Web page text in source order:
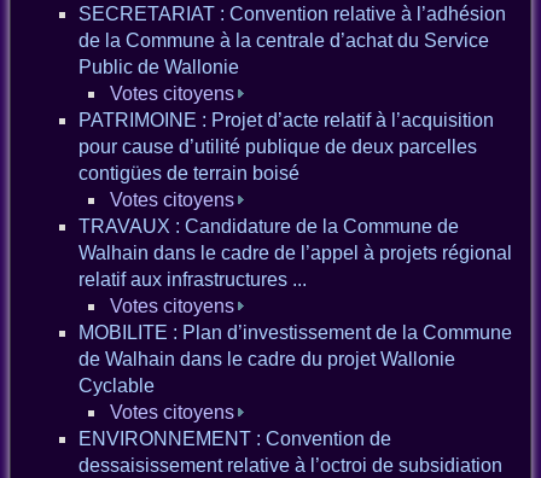
SECRETARIAT : Convention relative à l’adhésion
de la Commune à la centrale d’achat du Service
Public de Wallonie
Votes citoyens
PATRIMOINE : Projet d’acte relatif à l’acquisition
pour cause d’utilité publique de deux parcelles
contigües de terrain boisé
Votes citoyens
TRAVAUX : Candidature de la Commune de
Walhain dans le cadre de l’appel à projets régional
relatif aux infrastructures ...
Votes citoyens
MOBILITE : Plan d’investissement de la Commune
de Walhain dans le cadre du projet Wallonie
Cyclable
Votes citoyens
ENVIRONNEMENT : Convention de
dessaisissement relative à l’octroi de subsidiation